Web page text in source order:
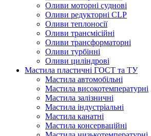
Оливи моторні суднові
Оливи редукторні CLP
Оливи теплоносії
Оливи трансмісійні
Оливи трансформаторні
Оливи турбінні
Оливи циліндрові
Мастила пластичні ГОСТ та ТУ
Мастила автомобільні
Мастила високотемпературні
Мастила залізничні
Мастила індустріальні
Мастила канатні
Мастила консерваційні